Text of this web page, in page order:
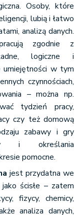
Osoby, które
lubią i łatwo
analizą danych.
zgodnie z
logiczne i
umiejętności w tym
czynnościach,
– można np.
tydzień pracy,
czy też domową
zabawy i gry
i określania
pomocne.
jest przydatna we
ścisłe – zatem
fizycy, chemicy,
analiza danych,